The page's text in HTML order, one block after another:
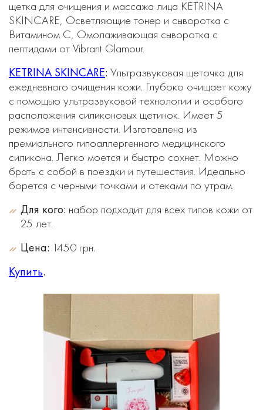
щетка для очищения и массажа лица KETRINA
SKINCARE, Осветляющие тонер и сыворотка с
Витамином С, Омолаживающая сыворотка с
пептидами от Vibrant Glamour.
KETRINA SKINCARE: Ультразвуковая щеточка для
ежедневного очищения кожи. Глубоко очищает кожу
с помощью ультразвуковой технологии и особого
расположения силиконовых щетинок. Имеет 5
режимов интенсивности. Изготовлена из
премиального гипоаллергенного медицинского
силикона. Легко моется и быстро сохнет. Можно
брать с собой в поездки и путешествия. Идеально
борется с черными точками и отеками по утрам.
Для кого: набор подходит для всех типов кожи от
25 лет.
Цена: 1450 грн.
Купить.